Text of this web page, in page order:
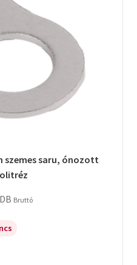
szemes saru, ónozott
Bruttó